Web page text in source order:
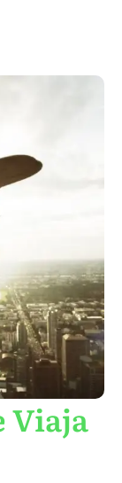
Viaja